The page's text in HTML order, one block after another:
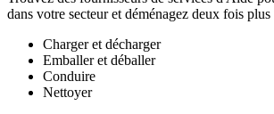
dans votre secteur et déménagez deux fois plus
Charger et décharger
Emballer et déballer
Conduire
Nettoyer